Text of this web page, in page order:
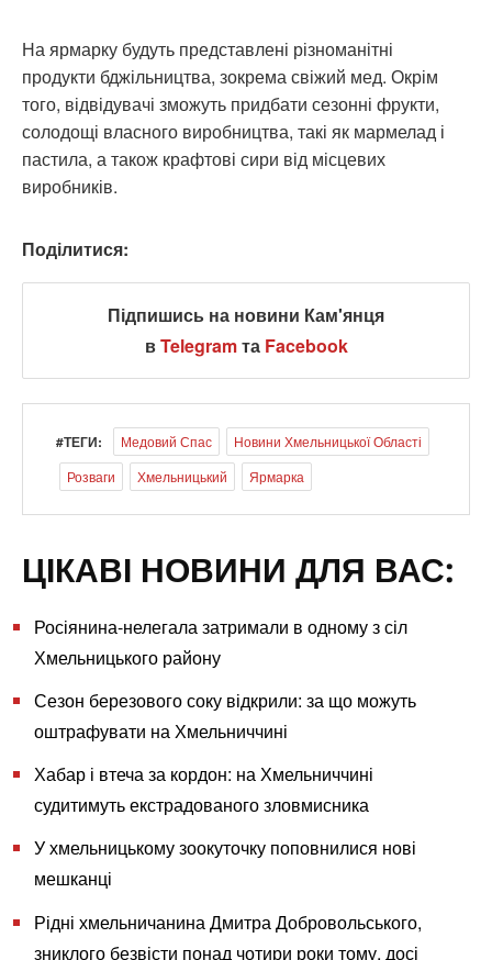
На ярмарку будуть представлені різноманітні
продукти бджільництва, зокрема свіжий мед. Окрім
того, відвідувачі зможуть придбати сезонні фрукти,
солодощі власного виробництва, такі як мармелад і
пастила, а також крафтові сири від місцевих
виробників.
Поділитися:
Підпишись на новини Кам'янця
вTelegramта Facebook
#ТЕГИ: Медовий Спас
Новини Хмельницької Області
Розваги
Хмельницький Ярмарка
ЦІКАВІ НОВИНИ ДЛЯ ВАС:
Росіянина-нелегала затримали в одному з сіл
Хмельницького району
Сезон березового соку відкрили: за що можуть
оштрафувати на Хмельниччині
Хабар і втеча за кордон: на Хмельниччині
судитимуть екстрадованого зловмисника
У хмельницькому зоокуточку поповнилися нові
мешканці
Рідні хмельничанина Дмитра Добровольського,
зниклого безвісти понад чотири роки тому, досі